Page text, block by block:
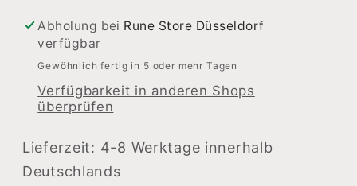
the
Void
the
Abholung bei Rune Store Düsseldorf
verfügbar
Gewöhnlich fertig in 5 oder mehr Tagen
Verfügbarkeit in anderen Shops
überprüfen
Lieferzeit: 4-8 Werktage innerhalb
Deutschlands